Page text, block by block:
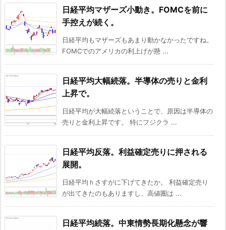
日経平均マザーズ小動き。FOMCを前に
手控えが続く。
日経平均もマザーズもあまり動かなかったですね。
FOMCでのアメリカの利上げが懸 ...
日経平均大幅続落。半導体の売りと金利
上昇で。
日経平均が大幅続落ということで、原因は半導体の
売りと金利上昇です。 特にフジクラ ...
日経平均反落。利益確定売りに押される
展開。
日経平均ｈさすがに下げてきたか。 利益確定売り
が出てきたのもありますし、高値圏は ...
日経平均続落。中東情勢長期化懸念が響